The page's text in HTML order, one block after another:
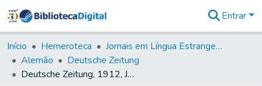
&
Coleções
Tudo na
Biblioteca
Entrar
Início Hemeroteca
Jornais em Língua Estrangeira
Alemão
Deutsche Zeitung
Deutsche Zeitung, 1912, Jahrg. XV, nr. 094